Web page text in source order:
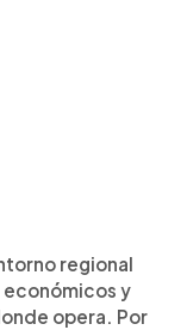
regional
y
opera. Por